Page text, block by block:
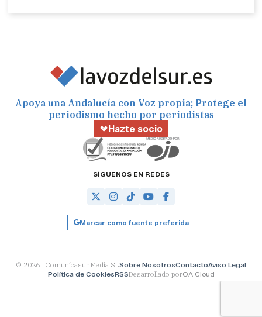
Apoya una Andalucía con Voz propia; Protege el
periodismo hecho por periodistas
Hazte socio
SÍGUENOS EN REDES
Marcar como fuente preferida
© 2026 Comunicasur Media SLSobre NosotrosContactoAviso Legal
Política de CookiesRSSDesarrollado porOA Cloud